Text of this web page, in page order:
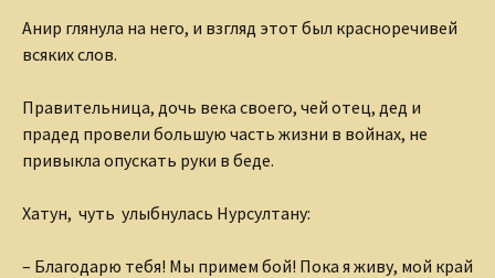
Анир глянула на него, и взгляд этот был красноречивей
всяких слов.
Правительница, дочь века своего, чей отец, дед и
прадед провели большую часть жизни в войнах, не
привыкла опускать руки в беде.
Хатун, чуть улыбнулась Нурсултану:
– Благодарю тебя! Мы примем бой! Пока я живу, мой край